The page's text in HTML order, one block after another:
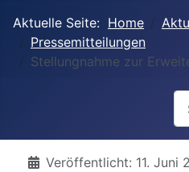
Aktuelle Seite: Home
Pressemitteilungen
Stellungnahme zur
Details
Veröffentlicht: 11. Juni